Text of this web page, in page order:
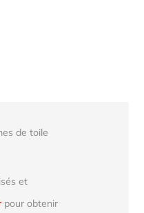
de toile
et
pour obtenir